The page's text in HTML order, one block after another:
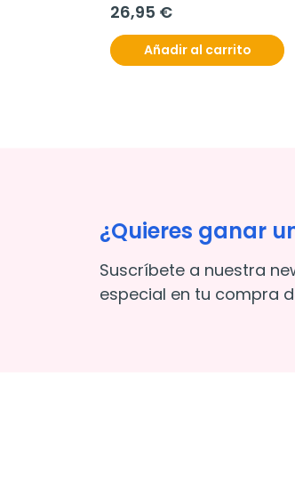
26,95 €
Añadir al carrito
¿Quieres ganar
Suscríbete a nuestra
especial en tu compra